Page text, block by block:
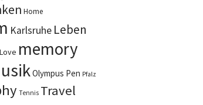
Home
Karlsruhe Leben
Love memory
Olympus Pen Pfalz
Tennis Travel